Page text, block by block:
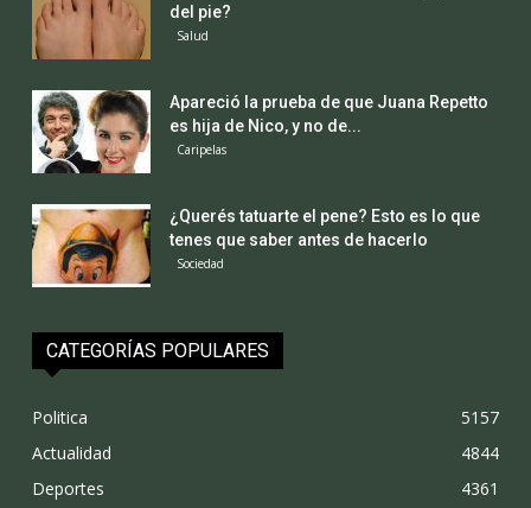
del pie?
Salud
Apareció la prueba de que Juana Repetto
es hija de Nico, y no de...
Caripelas
¿Querés tatuarte el pene? Esto es lo que
tenes que saber antes de hacerlo
Sociedad
CATEGORÍAS POPULARES
Politica
5157
Actualidad
4844
Deportes
4361